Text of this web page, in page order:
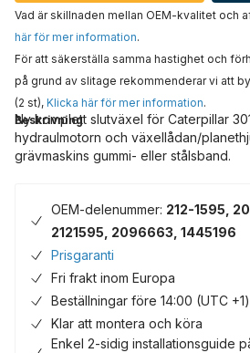
Vad är skillnaden mellan OEM-kvalitet och
här för mer information.
För att säkerställa samma hastighet och
på grund av slitage rekommenderar vi att
(2 st), Klicka här för mer information.
Beskrivning
Ny komplett slutväxel för Caterpillar
hydraulmotorn och växellådan/
grävmaskins gummi- eller stålsband.
OEM-delenummer: 212-1595,
2121595, 2096663, 1445196
Prisgaranti
Fri frakt inom Europa
Beställningar före 14:00 (UTC
Klar att montera och köra
Enkel 2-sidig installationsguide